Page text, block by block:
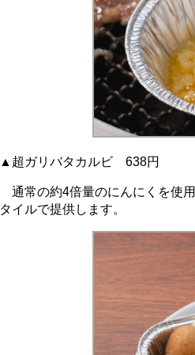
▲超ガリバタカルビ 638円
通常の約4倍量のにんにくを使
タイルで提供します。